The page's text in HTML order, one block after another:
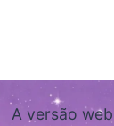
A versão